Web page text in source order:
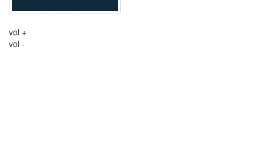
vol +
vol -